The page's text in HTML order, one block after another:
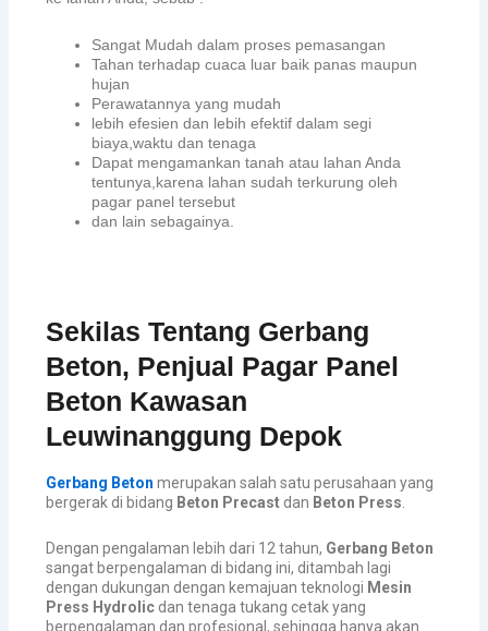
Sangat Mudah dalam proses pemasangan
Tahan terhadap cuaca luar baik panas maupun
hujan
Perawatannya yang mudah
lebih efesien dan lebih efektif dalam segi
biaya,waktu dan tenaga
Dapat mengamankan tanah atau lahan Anda
tentunya,karena lahan sudah terkurung oleh
pagar panel tersebut
dan lain sebagainya.
Sekilas Tentang Gerbang
Beton, Penjual Pagar Panel
Beton Kawasan
Leuwinanggung Depok
Gerbang Beton merupakan salah satu perusahaan yang
bergerak di bidang Beton Precast dan Beton Press
Dengan pengalaman lebih dari 12 tahun, Gerbang Beton
sangat berpengalaman di bidang ini, ditambah lagi
dengan dukungan dengan kemajuan teknologi Mesin
Press Hydrolic dan tenaga tukang cetak yang
berpengalaman dan profesional, sehingga hanya akan